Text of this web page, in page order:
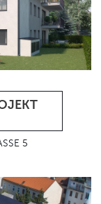
5